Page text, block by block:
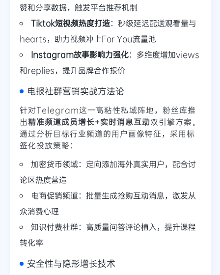
赞和分享数据，触发平台推荐机制
Tiktok短视频热度打造：秒级延迟配送观看量与
hearts，助力视频冲上For You流量池
Instagram故事影响力强化：多维度增加views
和replies，提升品牌合作报价
电报社群营销实战方法论
针对Telegram这一高粘性私域阵地，粉丝库推
出精准频道成员增长+实时消息互动双引擎方案。
通过分析目标行业频道的用户画像特征，采用标
签化投放策略：
加密货币领域：定向添加海外真实用户，配合讨
论区热度营造
电商促销频道：批量生成抢购互动消息，激发从
众消费心理
知识付费社群：高质量问答评论植入，提升课程
转化率
安全性与隐形增长技术